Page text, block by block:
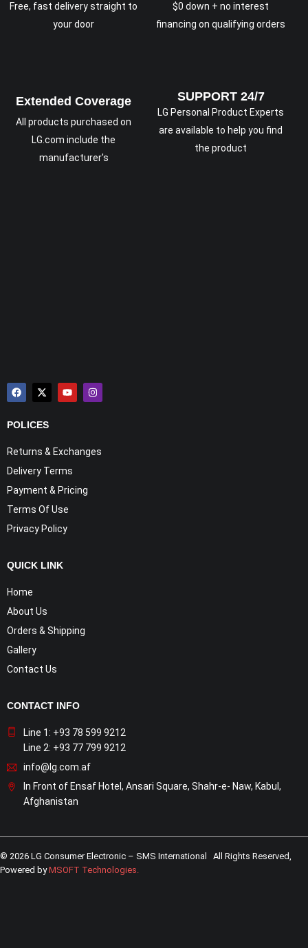
Free, fast delivery straight to
your door
$0 down + no interest
financing on qualifying orders
Extended Coverage
All products purchased on
LG.com include the
manufacturer's
SUPPORT 24/7
LG Personal Product Experts
are available to help you find
the product
POLICES
Returns & Exchanges
Delivery Terms
Payment & Pricing
Terms Of Use
Privacy Policy
QUICK LINK
Home
About Us
Orders & Shipping
Gallery
Contact Us
CONTACT INFO
Line 1: +93 78 599 9212
Line 2: +93 77 799 9212
info@lg.com.af
In Front of Ensaf Hotel, Ansari Square, Shahr-e- Naw, Kabul,
Afghanistan
© 2026 LG Consumer Electronic – SMS International All Rights Reserved,
Powered byMSOFT Technologies.